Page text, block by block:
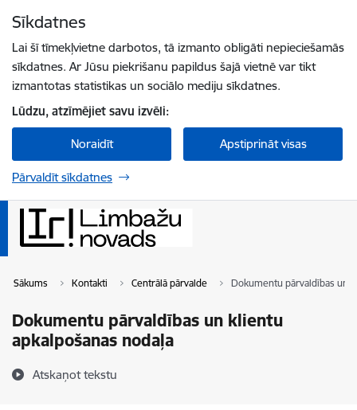
Sīkdatnes
Lai šī tīmekļvietne darbotos, tā izmanto obligāti nepieciešamās
sīkdatnes. Ar Jūsu piekrišanu papildus šajā vietnē var tikt
izmantotas statistikas un sociālo mediju sīkdatnes.
Lūdzu, atzīmējiet savu izvēli:
Noraidīt Apstiprināt visas
Pārvaldīt sīkdatnes
Sākums Kontakti Centrālā pārvalde Dokumentu pārvaldības un
Dokumentu pārvaldības un klientu
apkalpošanas nodaļa
Atskaņot tekstu